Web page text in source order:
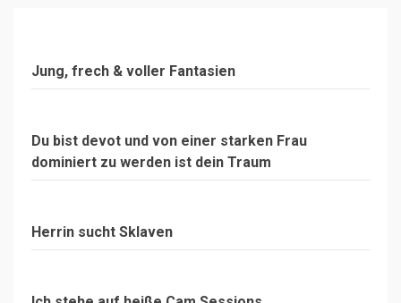
Jung, frech & voller Fantasien
Du bist devot und von einer starken Frau
dominiert zu werden ist dein Traum
Herrin sucht Sklaven